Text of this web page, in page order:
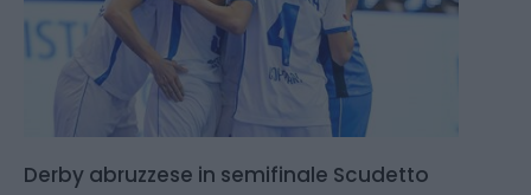
Derby abruzzese in semifinale Scudetto